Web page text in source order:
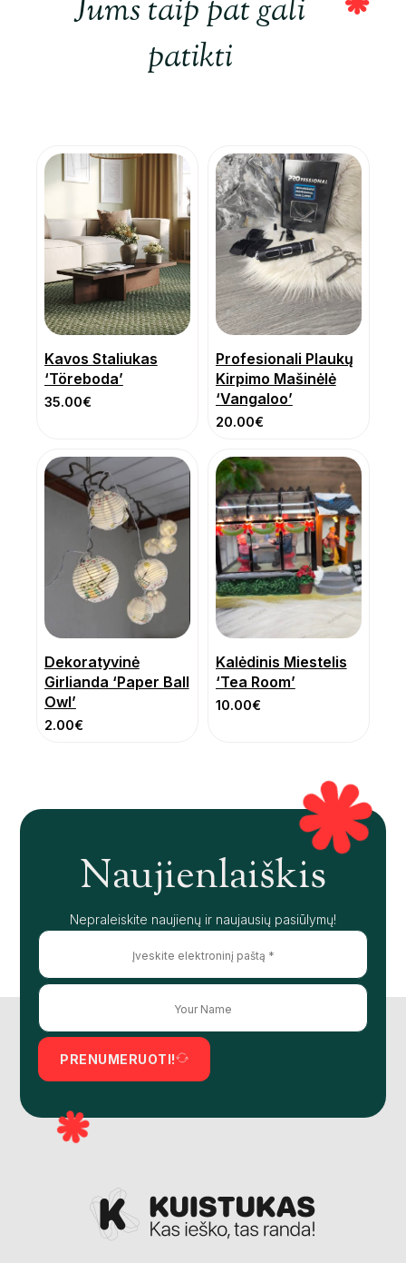
Jums taip pat gali
patikti
Kavos Staliukas
‘Töreboda’
35.00€
Profesionali Plaukų
Kirpimo Mašinėlė
‘Vangaloo’
20.00€
Dekoratyvinė
Girlianda ‘Paper Ball
Owl’
2.00€
Kalėdinis Miestelis
‘Tea Room’
10.00€
Naujienlaiškis
Nepraleiskite naujienų ir naujausių pasiūlymų!
PRENUMERUOTI!